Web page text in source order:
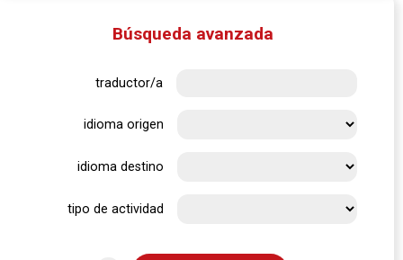
Búsqueda avanzada
traductor/a
idioma origen
idioma destino
tipo de actividad